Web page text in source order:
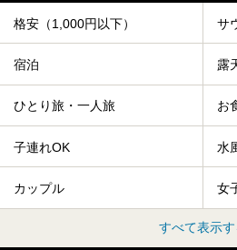
格安（1,000円以下） サ
宿泊 露
ひとり旅・一人旅 お
子連れOK 水
カップル 女
すべて表示す